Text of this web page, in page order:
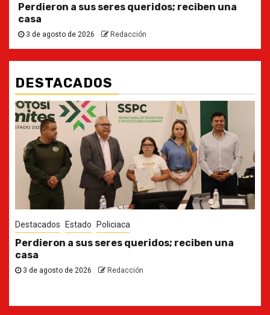
Perdieron a sus seres queridos; reciben una
casa
3 de agosto de 2026 Redacción
DESTACADOS
Destacados Estado
Ya casi, el quinto informe del Gobernador
30 de julio de 2026